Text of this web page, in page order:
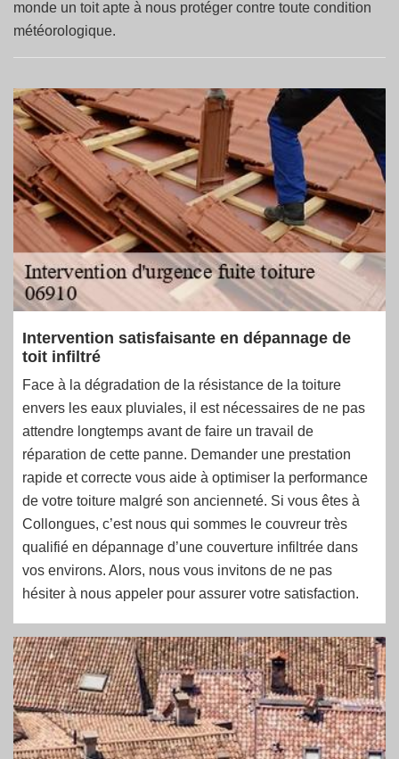
monde un toit apte à nous protéger contre toute condition
météorologique.
Intervention satisfaisante en dépannage de
toit infiltré
Face à la dégradation de la résistance de la toiture
envers les eaux pluviales, il est nécessaires de ne pas
attendre longtemps avant de faire un travail de
réparation de cette panne. Demander une prestation
rapide et correcte vous aide à optimiser la performance
de votre toiture malgré son ancienneté. Si vous êtes à
Collongues, c’est nous qui sommes le couvreur très
qualifié en dépannage d’une couverture infiltrée dans
vos environs. Alors, nous vous invitons de ne pas
hésiter à nous appeler pour assurer votre satisfaction.